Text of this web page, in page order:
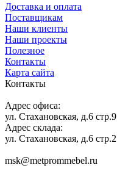
Доставка и оплата
Поставщикам
Наши клиенты
Наши проекты
Полезное
Контакты
Карта сайта
Контакты
Адрес офиса:
ул. Стахановская, д.6 стр.9
Адрес склада:
ул. Стахановская, д.6
msk@metprommebel.ru